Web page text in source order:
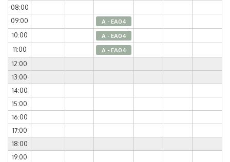
08:00
09:00
A - EA04
10:00 A - EA04
11:00 A - EA04
12:00
13:00
14:00
15:00
16:00
17:00
18:00
19:00